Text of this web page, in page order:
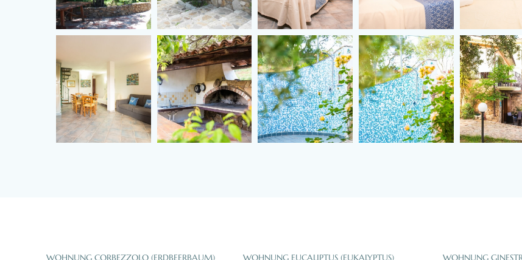
WOHNUNG CORBEZZOLO (ERDBEERBAUM) WOHNUNG EUCALIPTUS (EUKALYPTUS) WOHNUNG